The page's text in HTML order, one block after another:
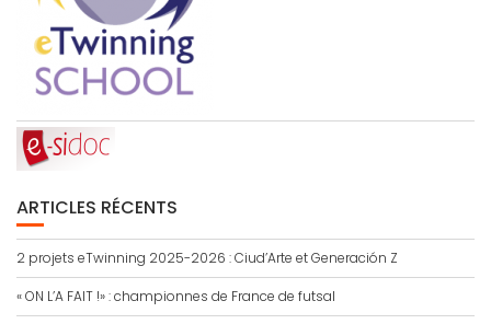
ARTICLES RÉCENTS
2 projets eTwinning 2025-2026 : Ciud’Arte et Generación Z
« ON L’A FAIT !» : championnes de France de futsal